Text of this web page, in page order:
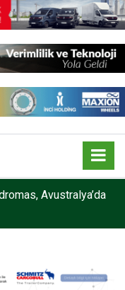
Avustralya’da
seramik